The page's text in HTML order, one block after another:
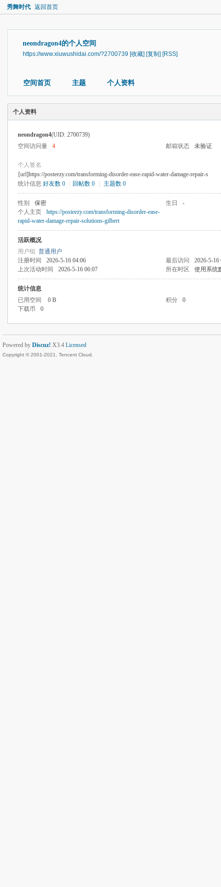
秀舞时代 返回首页
neondragon4的个人空间
https://www.xiuwushidai.com/?2700739 [收藏] [复制] [RSS]
空间首页 主题 个人资料
个人资料
neondragon4(UID: 2700739)
空间访问量
4 邮箱状态 未验证
个人签名
[url]https://posteezy.com/transforming-disorder-ease-rapid-water-damage-repair-s
统计信息 好友数 0 回帖数 0 主题数 0
性别 保密 生日
-
个人主页
https://posteezy.com/transforming-disorder-ease-
rapid-water-damage-repair-solutions-gilbert
活跃概况
用户组 普通用户
注册时间
2026-5-16 04:06 最后访问
2026-5-16
上次活动时间
2026-5-16 06:07 所在时区 使用系统
统计信息
已用空间
0 B 积分
0
下载币
0
Powered by Discuz! X3.4 Licensed
Copyright © 2001-2021, Tencent Cloud.